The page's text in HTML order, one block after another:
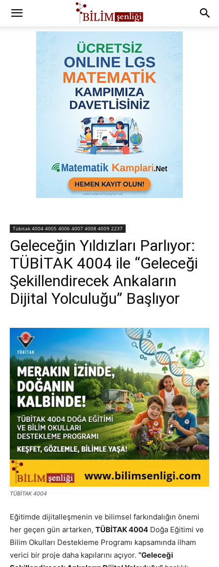
Tübitak 4004 4005 4006 4007 4008 4009 2237
Geleceğin Yıldızları Parlıyor:
TÜBİTAK 4004 ile “Geleceği
Şekillendirecek Ankaların
Dijital Yolculuğu” Başlıyor
TÜBİTAK 4004
Eğitimde dijitalleşmenin ve bilimsel farkındalığın önemi
her geçen gün artarken, TÜBİTAK 4004 Doğa Eğitimi ve
Bilim Okulları Destekleme Programı kapsamında ilham
verici bir proje daha kapılarını açıyor. “Geleceği